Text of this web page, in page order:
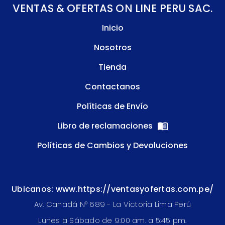
VENTAS & OFERTAS ON LINE PERU SAC.
Inicio
Nosotros
Tienda
Contactanos
Políticas de Envío
Libro de reclamaciones
Políticas de Cambios y Devoluciones
Ubicanos: www.https://ventasyofertas.com.pe/
Av. Canadá N° 689 - La Victoria Lima Perú
Lunes a Sábado de 9:00 am. a 5:45 pm.